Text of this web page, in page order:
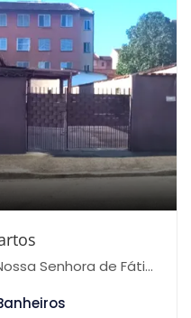
de Fátima, Mongaguá-SP